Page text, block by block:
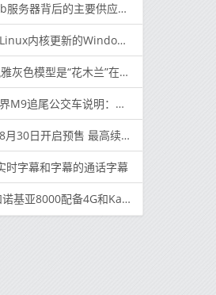
要供应商正在寻求为未来10年的增长提供资金
的Windows子系统通过Windows Update交付
“花木兰”在中国的独家智能手机合作伙伴
公交车说明：事故时已人为接管
开启预售 最高续航里程901公里
时字幕和字幕的通话字幕
亚8000配备4G和Kaios系统